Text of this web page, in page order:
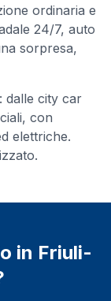
ordinaria e
24/7, auto
sorpresa,
dalle city car
con
elettriche.
in Friuli-